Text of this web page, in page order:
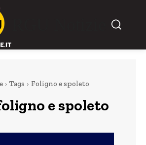
Tags Foligno e spoleto
e spoleto